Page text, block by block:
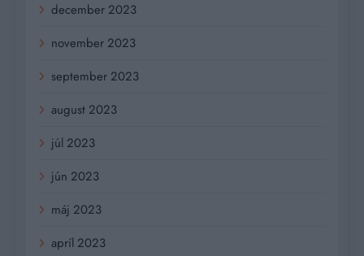
december 2023
november 2023
september 2023
august 2023
júl 2023
jún 2023
máj 2023
apríl 2023